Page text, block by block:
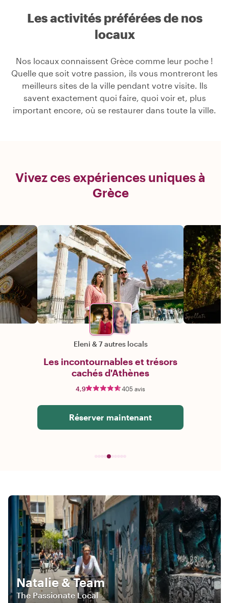
Les activités préférées de nos
locaux
Nos locaux connaissent Grèce comme leur poche !
Quelle que soit votre passion, ils vous montreront les
meilleurs sites de la ville pendant votre visite. Ils
savent exactement quoi faire, quoi voir et, plus
important encore, où se restaurer dans toute la ville.
Vivez ces expériences uniques à
Grèce
Eleni &7 autres locals
Les incontournables et trésors
cachés d'Athènes
4,9 405 avis
Réserver maintenant
Natalie & Team
The Passionate Local